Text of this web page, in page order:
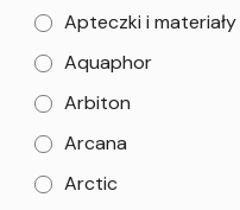
Apteczki i
Aquaphor
Arbiton
Arcana
Arctic